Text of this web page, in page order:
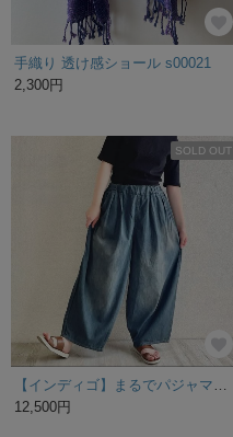
手織り 透け感ショール s00021
2,300円
SOLD OUT
12,500円